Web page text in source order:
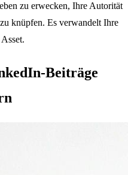
zu erwecken, Ihre Autorität
knüpfen. Es verwandelt Ihre
Beiträge